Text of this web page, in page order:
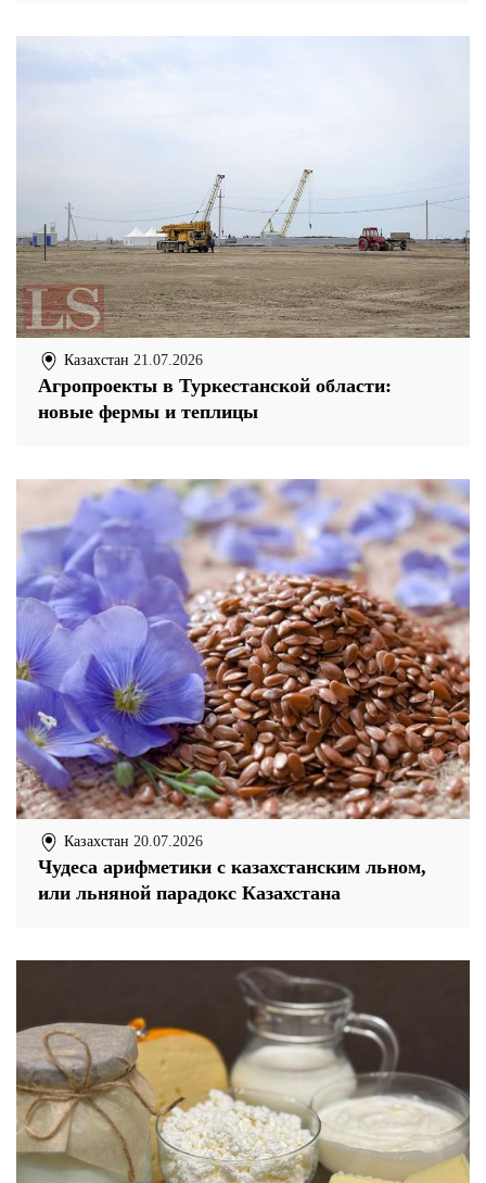
Казахстан 21.07.2026
Агропроекты в Туркестанской области:
новые фермы и теплицы
Казахстан 20.07.2026
Чудеса арифметики с казахстанским льном,
или льняной парадокс Казахстана